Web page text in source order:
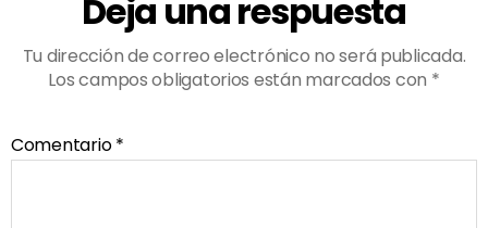
Deja una respuesta
Tu dirección de correo electrónico no será publicada.
Los campos obligatorios están marcados con *
Comentario*